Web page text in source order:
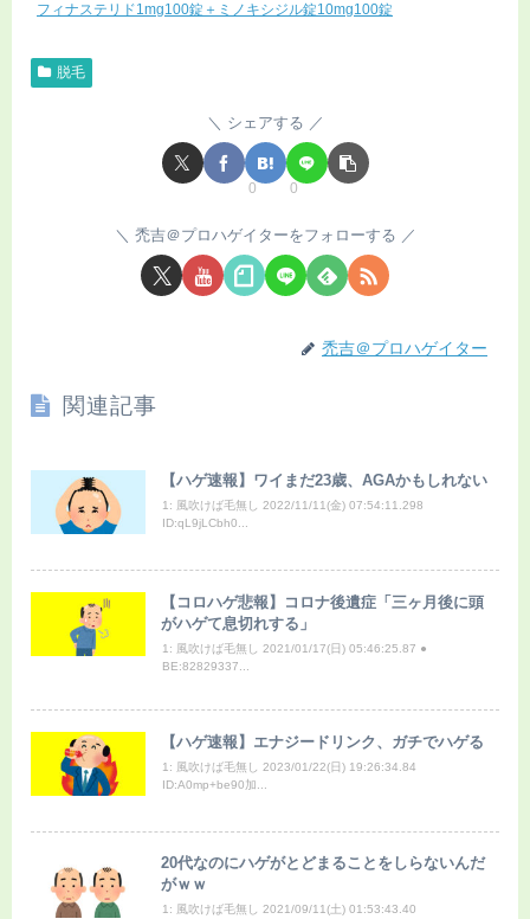
フィナステリド1mg100錠＋ミノキシジル錠10mg100錠
脱毛
シェアする
0 0
禿吉＠プロハゲイターをフォローする
禿吉＠プロハゲイター
関連記事
【ハゲ速報】ワイまだ23歳、AGAかもしれない
1: 風吹けば毛無し 2022/11/11(金) 07:54:11.298
ID:qL9jLCbh0...
【コロハゲ悲報】コロナ後遺症「三ヶ月後に頭
がハゲて息切れする」
1: 風吹けば毛無し 2021/01/17(日) 05:46:25.87 ●
BE:82829337...
【ハゲ速報】エナジードリンク、ガチでハゲる
1: 風吹けば毛無し 2023/01/22(日) 19:26:34.84
ID:A0mp+be90加...
20代なのにハゲがとどまることをしらないんだ
がｗｗ
1: 風吹けば毛無し 2021/09/11(土) 01:53:43.40